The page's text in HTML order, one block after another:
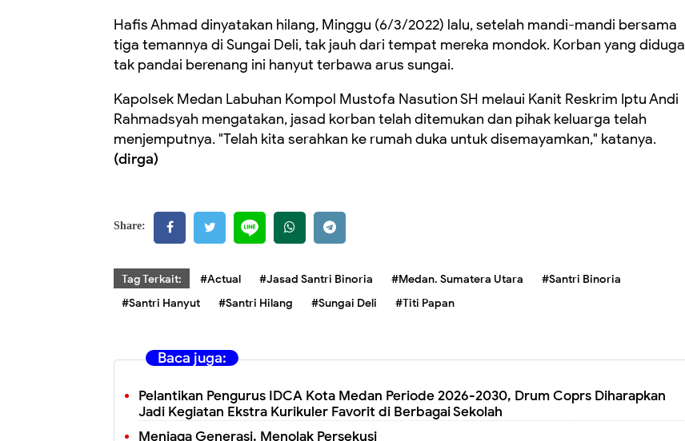
Hafis Ahmad dinyatakan hilang, Minggu (6/3/2022) lalu,setelah mandi-mandi bersama
tiga temannya di Sungai Deli, tak jauh dari tempat mereka mondok. Korban yang diduga
tak pandai berenang ini hanyut terbawa arus sungai.
Kapolsek Medan Labuhan Kompol Mustofa Nasution SH melaui Kanit Reskrim Iptu Andi
Rahmadsyah mengatakan, jasad korban telah ditemukan dan pihak keluarga telah
menjemputnya. "Telah kita serahkan ke rumah duka untuk disemayamkan," katanya.
(dirga)
Share:
Tag Terkait: #Actual #Jasad Santri Binoria #Medan. Sumatera Utara
#Santri Binoria
#Santri Hanyut
#Santri Hilang #Sungai Deli #Titi Papan
Baca juga:
Pelantikan Pengurus IDCA Kota Medan Periode 2026-2030, Drum Coprs Diharapkan
Jadi Kegiatan Ekstra Kurikuler Favorit di Berbagai Sekolah
Menjaga Generasi, Menolak Persekusi